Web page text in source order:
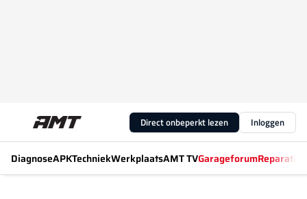
Direct onbeperkt lezen Inloggen
DiagnoseAPKTechniekWerkplaatsAMT TVGarageforum